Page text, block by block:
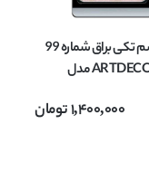
سایه چشم تکی براق شماره 99
آرت دکو ARTDECO مدل
1,400,000تومان